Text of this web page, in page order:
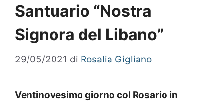
Santuario “Nostra
Signora del Libano”
29/05/2021 di Rosalia Gigliano
Ventinovesimo giorno col Rosario in